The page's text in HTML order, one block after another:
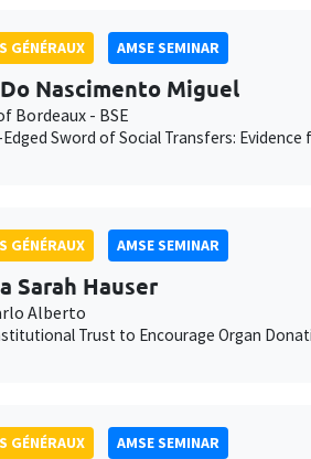
GÉNÉRAUX AMSE SEMINAR
Nascimento Miguel
Bordeaux - BSE
Sword of Social Transfers: Evidence
GÉNÉRAUX AMSE SEMINAR
Sarah Hauser
Alberto
Trust to Encourage Organ
GÉNÉRAUX AMSE SEMINAR